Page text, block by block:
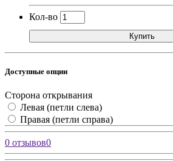
Кол-во
Купить
Доступные опции
Сторона открывания
Левая (петли слева)
Правая (петли справа)
0 отзывов0